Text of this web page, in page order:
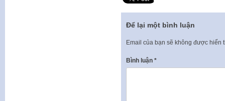
Để lại một bình luận
Email của bạn sẽ không được hiển
Bình luận *